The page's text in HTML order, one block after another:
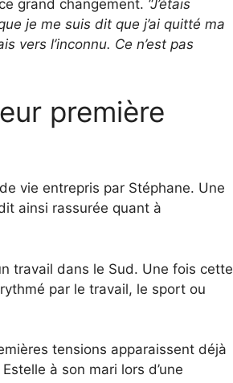
grand changement. “J’étais
je me suis dit que j’ai quitté ma
vers l’inconnu. Ce n’est pas
première
vie entrepris par Stéphane. Une
ainsi rassurée quant à
travail dans le Sud. Une fois cette
par le travail, le sport ou
tensions apparaissent déjà
à son mari lors d’une